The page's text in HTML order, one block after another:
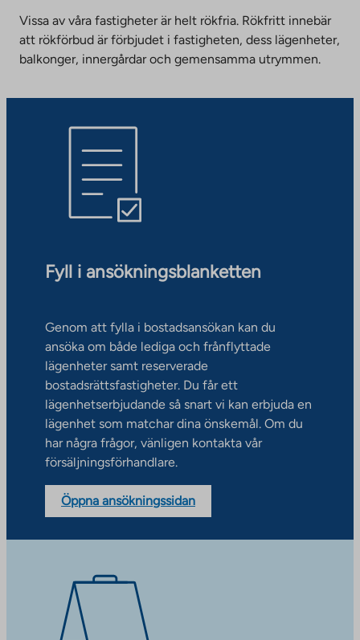
Vissa av våra fastigheter är helt rökfria. Rökfritt innebär
att rökförbud är förbjudet i fastigheten, dess lägenheter,
balkonger, innergårdar och gemensamma utrymmen.
Fyll i ansökningsblanketten
Genom att fylla i bostadsansökan kan du
ansöka om både lediga och frånflyttade
lägenheter samt reserverade
bostadsrättsfastigheter. Du får ett
lägenhetserbjudande så snart vi kan erbjuda en
lägenhet som matchar dina önskemål. Om du
har några frågor, vänligen kontakta vår
försäljningsförhandlare.
Öppna ansökningssidan